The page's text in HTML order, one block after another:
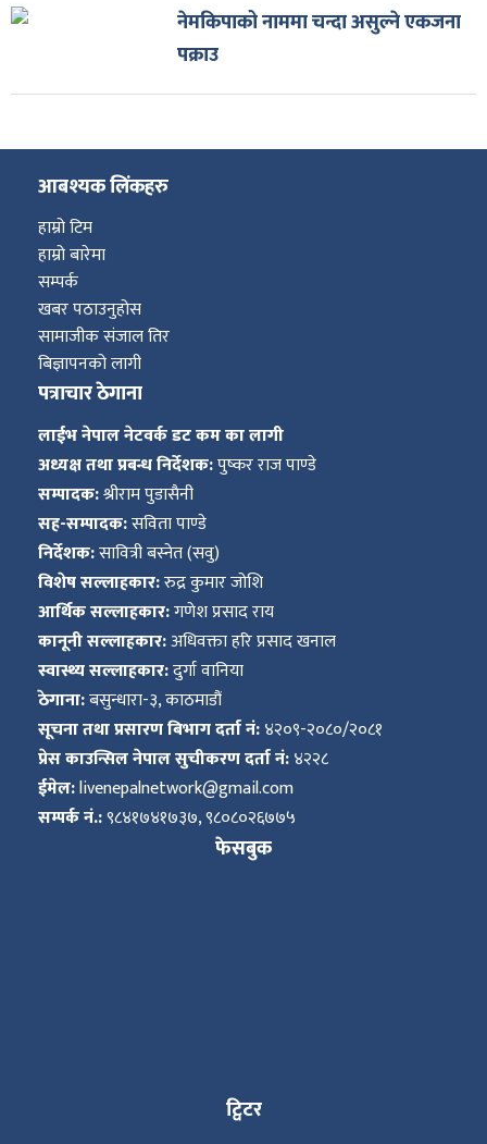
नेमकिपाको नाममा चन्दा असुल्ने एकजना
पक्राउ
आबश्यक लिंकहरु
हाम्रो टिम
हाम्रो बारेमा
सम्पर्क
खबर पठाउनुहोस
सामाजीक संजाल तिर
बिज्ञापनको लागी
पत्राचार ठेगाना
लाईभ नेपाल नेटवर्क डट कम का लागी
अध्यक्ष तथा प्रबन्ध निर्देशक:पुष्कर राज पाण्डे
सम्पादक:श्रीराम पुडासैनी
सह-सम्पादक:सविता पाण्डे
निर्देशक:सावित्री बस्नेत (सवु)
विशेष सल्लाहकार:रुद्र कुमार जोशि
आर्थिक सल्लाहकार:गणेश प्रसाद राय
कानूनी सल्लाहकार:अधिवक्ता हरि प्रसाद खनाल
स्वास्थ्य सल्लाहकार:दुर्गा वानिया
ठेगाना:बसुन्धारा-३, काठमाडौं
सूचना तथा प्रसारण बिभाग दर्ता नं:४२०९-२०८०/२०८१
प्रेस काउन्सिल नेपाल सुचीकरण दर्ता नं:४२२८
ईमेल:livenepalnetwork@gmail.com
सम्पर्क नं.:९८४१७४१७३७, ९८०८०२६७७५
फेसबुक
ट्विटर